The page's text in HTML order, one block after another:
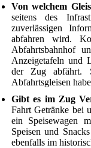
Von welchem
seitens des
zuverlässigen
abfahren wird.
Abfahrtsbahnhof
Anzeigetafeln und
der Zug abfährt.
Abfahrtsgleisen
Gibt es im Zug
Fahrt Getränke bei
ein Speisewagen
Speisen und
ebenfalls im